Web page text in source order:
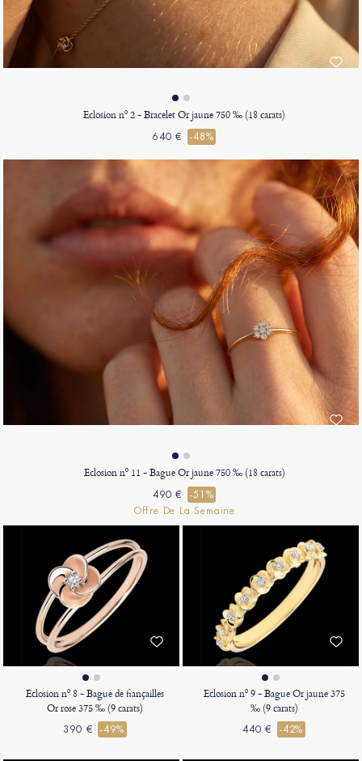
Eclosion nº 2 - Bracelet Or jaune 750 ‰ (18 carats)
640 € -48%
Eclosion nº 11 - Bague Or jaune 750 ‰ (18 carats)
490 €
-51%
Offre De La Semaine
Eclosion nº 8 - Bague de fiançailles
Or rose 375 ‰ (9 carats)
390 € -49%
Eclosion nº 9 - Bague Or jaune 375
‰ (9 carats)
440 € -42%